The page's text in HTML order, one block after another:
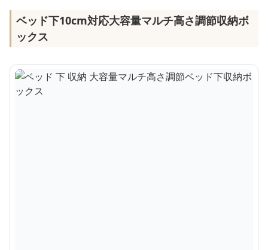
ベッド下10cm対応大容量マルチ高さ調節収納ボ
ックス